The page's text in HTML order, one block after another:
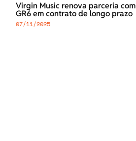
Virgin Music renova parceria com
GR6 em contrato de longo prazo
07/11/2025